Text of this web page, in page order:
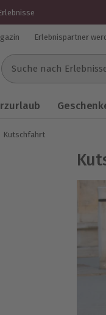
Erlebnispartner
Suche nach
Kutschfahrt